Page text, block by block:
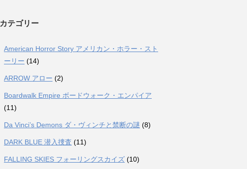
カテゴリー
American Horror Story アメリカン・ホラー・スト
ーリー (14)
ARROW アロー (2)
Boardwalk Empire ボードウォーク・エンパイア
(11)
Da Vinci’s Demons ダ・ヴィンチと禁断の謎 (8)
DARK BLUE 潜入捜査 (11)
FALLING SKIES フォーリングスカイズ (10)